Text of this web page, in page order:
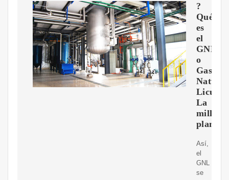
?
Qué
es
el
GNL
o
Gas
Natural
La
planta
Así,
el
GNL
se